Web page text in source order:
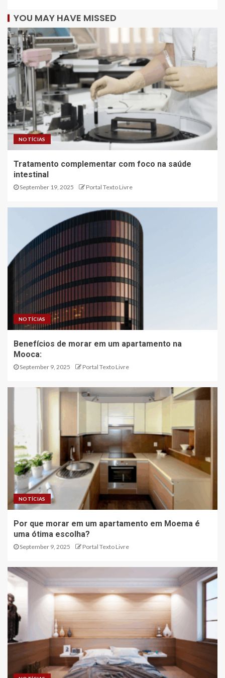
YOU MAY HAVE MISSED
NOTÍCIAS
Tratamento complementar com foco na saúde
intestinal
September 19, 2025 Portal Texto Livre
NOTÍCIAS
Benefícios de morar em um apartamento na
Mooca:
September 9, 2025 Portal Texto Livre
NOTÍCIAS
Por que morar em um apartamento em Moema é
uma ótima escolha?
September 9, 2025 Portal Texto Livre